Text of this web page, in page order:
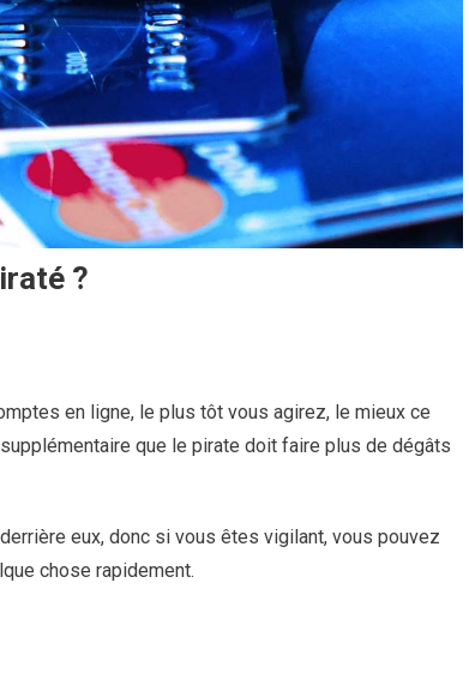
?
en ligne, le plus tôt vous agirez, le mieux ce
que le pirate doit faire plus de dégâts
eux, donc si vous êtes vigilant, vous pouvez
chose rapidement.